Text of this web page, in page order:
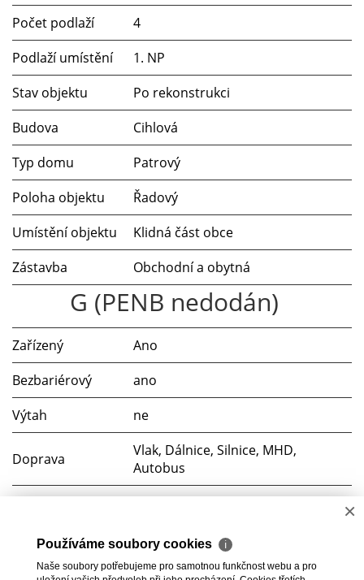
Počet podlaží
4
Podlaží umístění
1. NP
Stav objektu
Po rekonstrukci
Budova
Cihlová
Typ domu
Patrový
Poloha objektu
Řadový
Umístění objektu
Klidná část obce
Zástavba
Obchodní a obytná
G (PENB nedodán)
Zařízený
Ano
Bezbariérový
ano
Výtah
ne
Doprava
Vlak, Dálnice, Silnice, MHD,
Autobus
Elektřina
230V
Odpad
Veřejná kanalizace
×
Používáme soubory cookies ℹ
Naše soubory potřebujeme pro samotnou funkčnost webu a pro